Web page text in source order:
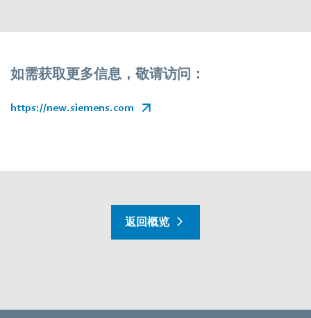
如需获取更多信息，敬请访问：
https://new.siemens.com
返回概览